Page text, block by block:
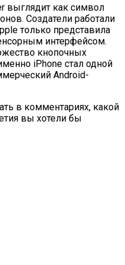
выглядит как символ
Создатели работали
только представила
интерфейсом.
кнопочных
iPhone стал одной
Android-
в комментариях, какой
вы хотели бы